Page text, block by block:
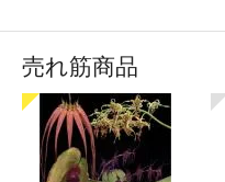
売れ筋商品